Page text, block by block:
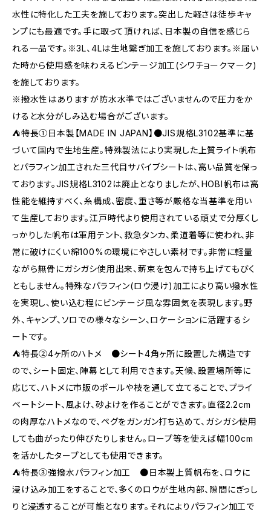
水性に特化した工夫を施しております。突出した軽さは徒歩キャ
ンプにも最適です。手に取って頂ければ、日本製の自信を感じら
れる一品です。※3L、4Lは生地繋ぎ加工を施しております。※届い
た時から使用感を味わえるビンテージ加工(シワチョークマーク)
を施しております。
※撥水性はありますが防水水準ではございませんので圧力をか
けると水分がしみ込む場合がございます。
⛺特長①日本製【MADE IN JAPAN】●JIS規格L3102基準に基
づいて国内で生地生産。特殊製法により実現した上質ライト帆布
とパラフィン加工された三代目サバイブシートは、高い品質を保っ
ております。JIS規格L3102は廃止となりましたが、HOBI帆布は高
性能を維持すべく、糸構成、密度、重さ等が厳格な当基準を用い
て生産しております。江戸時代より使用されている頑丈で分厚くし
っかりした帆布は軍用テント、救急タンカ、柔道着等に使われ、非
常に破けにくい綿100%の環境にやさしい素材です。非常に軽量
ながら無骨にガシガシ使用出来、薪束を包んで持ち上げてもびく
ともしません。特殊なパラフィン(ロウ浸け)加工により高い撥水性
を実現し、使い込む程にビンテージ風な雰囲気を表現します。野
外、キャンプ、ソロでの様々なシーン、ロケーションに活躍するシ
ートです。
⛺特長②4ヶ所のハトメ ●シート4角ヶ所に設置した構造です
ので、シート固定、陣幕として利用できます。天候、設置場所等に
応じて、ハトメに市販のポールや枝を通して立てることで、プライ
ベートシート、風よけ、砂よけを作ることができます。直径2.2cm
の肉厚なハトメなので、ペグをガンガン打ち込めて、ガシガシ使用
しても曲がったり伸びたりしません。ロープ等を使えば幅100cm
を活かしたタープとしても使用できます。
⛺特長③強撥水パラフィン加工 ●日本製上質帆布を、ロウに
浸け込み加工をすることで、多くのロウが生地内部、隙間にぎっし
りと浸透することが可能となります。それによりパラフィン加工で